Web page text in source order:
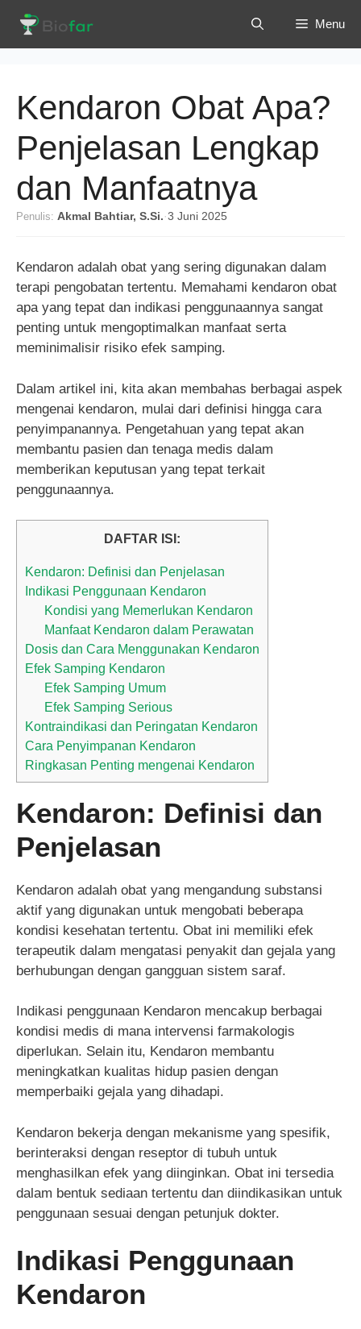
isi
Menu
Kendaron Obat Apa?
Penjelasan Lengkap
dan Manfaatnya
Penulis: Akmal Bahtiar, S.Si. ·3 Juni 2025
Kendaron adalah obat yang sering digunakan dalam
terapi pengobatan tertentu. Memahami kendaron obat
apa yang tepat dan indikasi penggunaannya sangat
penting untuk mengoptimalkan manfaat serta
meminimalisir risiko efek samping.
Dalam artikel ini, kita akan membahas berbagai aspek
mengenai kendaron, mulai dari definisi hingga cara
penyimpanannya. Pengetahuan yang tepat akan
membantu pasien dan tenaga medis dalam
memberikan keputusan yang tepat terkait
penggunaannya.
DAFTAR ISI:
Kendaron: Definisi dan Penjelasan
Indikasi Penggunaan Kendaron
Kondisi yang Memerlukan Kendaron
Manfaat Kendaron dalam Perawatan
Dosis dan Cara Menggunakan Kendaron
Efek Samping Kendaron
Efek Samping Umum
Efek Samping Serious
Kontraindikasi dan Peringatan Kendaron
Cara Penyimpanan Kendaron
Ringkasan Penting mengenai Kendaron
Kendaron: Definisi dan
Penjelasan
Kendaron adalah obat yang mengandung substansi
aktif yang digunakan untuk mengobati beberapa
kondisi kesehatan tertentu. Obat ini memiliki efek
terapeutik dalam mengatasi penyakit dan gejala yang
berhubungan dengan gangguan sistem saraf.
Indikasi penggunaan Kendaron mencakup berbagai
kondisi medis di mana intervensi farmakologis
diperlukan. Selain itu, Kendaron membantu
meningkatkan kualitas hidup pasien dengan
memperbaiki gejala yang dihadapi.
Kendaron bekerja dengan mekanisme yang spesifik,
berinteraksi dengan reseptor di tubuh untuk
menghasilkan efek yang diinginkan. Obat ini tersedia
dalam bentuk sediaan tertentu dan diindikasikan untuk
penggunaan sesuai dengan petunjuk dokter.
Indikasi Penggunaan
Kendaron